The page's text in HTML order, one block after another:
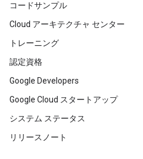
コードサンプル
Cloud アーキテクチャ センター
トレーニング
認定資格
Google Developers
Google Cloud スタートアップ
システム ステータス
リリースノート